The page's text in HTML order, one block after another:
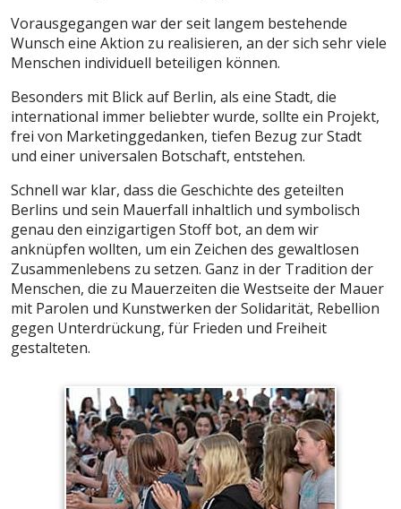
Vorausgegangen war der seit langem bestehende
Wunsch eine Aktion zu realisieren, an der sich sehr viele
Menschen individuell beteiligen können.
Besonders mit Blick auf Berlin, als eine Stadt, die
international immer beliebter wurde, sollte ein Projekt,
frei von Marketinggedanken, tiefen Bezug zur Stadt
und einer universalen Botschaft, entstehen.
Schnell war klar, dass die Geschichte des geteilten
Berlins und sein Mauerfall inhaltlich und symbolisch
genau den einzigartigen Stoff bot, an dem wir
anknüpfen wollten, um ein Zeichen des gewaltlosen
Zusammenlebens zu setzen. Ganz in der Tradition der
Menschen, die zu Mauerzeiten die Westseite der Mauer
mit Parolen und Kunstwerken der Solidarität, Rebellion
gegen Unterdrückung, für Frieden und Freiheit
gestalteten.